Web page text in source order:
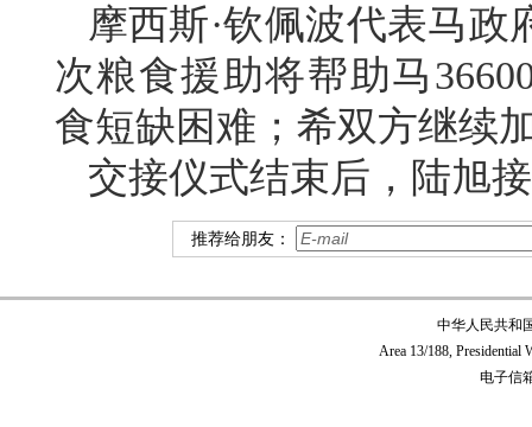
摩西斯·钦佩波代表马
次粮食援助将帮助马
食短缺困难；希双方继续
交接仪式结束后，陆旭
推荐给朋友：
中华人民共和
Area 13/188, Presidential
电子信